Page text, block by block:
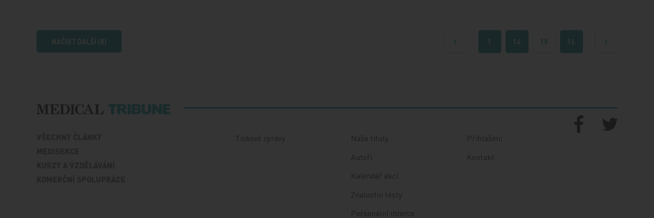
NAČÍST DALŠÍ (8) Předchozí 1 14 15 16 Další
Tiskové zprávy
Naše tituly
Autoři
Kalendář akcí
Znalostní testy
Personální inzerce
Přihlášení
Kontakt